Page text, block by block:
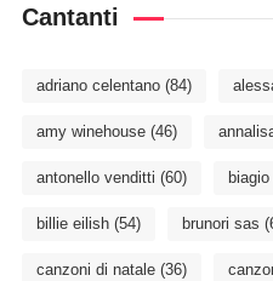
Cantanti
adriano celentano(84)
amy winehouse(46)
antonello venditti (60)
billie eilish(54) brunori sas
canzoni di natale(36)